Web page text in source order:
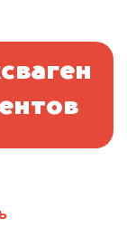
— через